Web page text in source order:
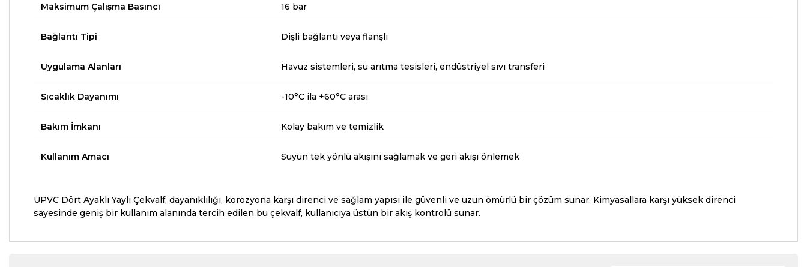
Maksimum Çalışma Basıncı 16 bar
Bağlantı Tipi Dişli bağlantı veya flanşlı
Uygulama Alanları Havuz sistemleri, su arıtma tesisleri, endüstriyel sıvı transferi
Sıcaklık Dayanımı -10°C ila +60°C arası
Bakım İmkanı Kolay bakım ve temizlik
Kullanım Amacı Suyun tek yönlü akışını sağlamak ve geri akışı önlemek
UPVC Dört Ayaklı Yaylı Çekvalf, dayanıklılığı, korozyona karşı direnci ve sağlam yapısı ile güvenli ve uzun ömürlü bir çözüm sunar. Kimyasallara karşı yüksek direnci
sayesinde geniş bir kullanım alanında tercih edilen bu çekvalf, kullanıcıya üstün bir akış kontrolü sunar.